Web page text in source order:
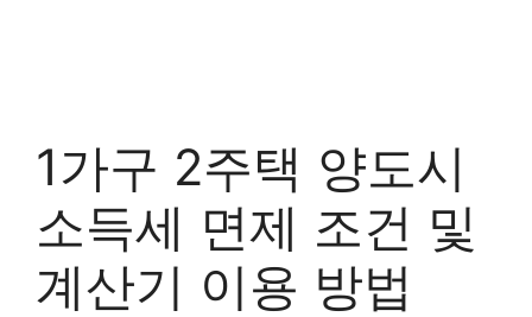
1가구 2주택 양도시
소득세 면제 조건 및
계산기 이용 방법